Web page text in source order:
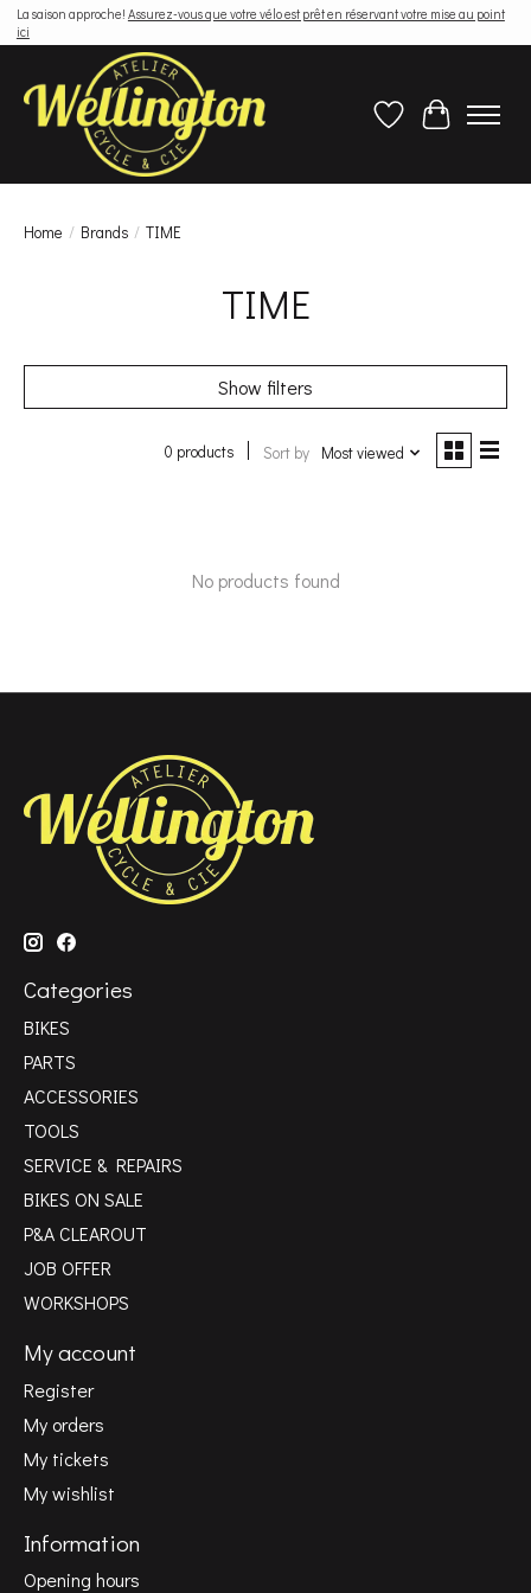
La saison approche! Assurez-vous que votre vélo est prêt en réservant votre mise au point
ici
Wish ListCart
Home / Brands / TIME
TIME
Show filters
0 products Sort by Most viewed
No products found
Categories
BIKES
PARTS
ACCESSORIES
TOOLS
SERVICE & REPAIRS
BIKES ON SALE
P&A CLEAROUT
JOB OFFER
WORKSHOPS
My account
Register
My orders
My tickets
My wishlist
Information
Opening hours